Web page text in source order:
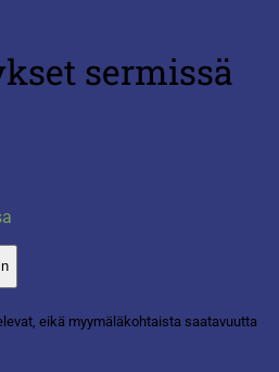
sermissä
eikä myymäläkohtaista saatavuutta